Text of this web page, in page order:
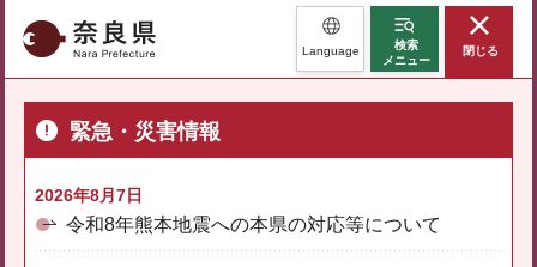
奈良県 Language
検索
メニュー
閉じる
緊急・災害情報
2026年8月7日
令和8年熊本地震への本県の対応等について